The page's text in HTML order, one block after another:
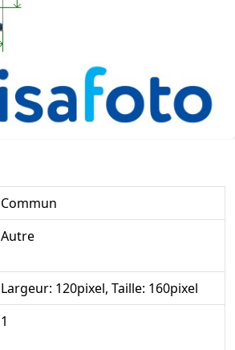
Commun
Autre
Largeur: 120pixel, Taille: 160pixel
1